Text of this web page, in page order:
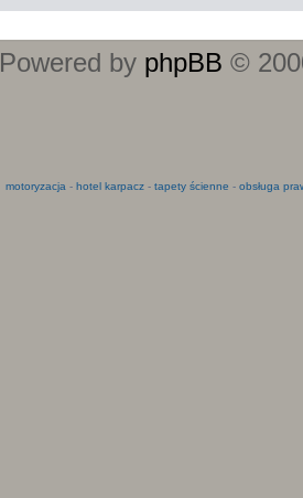
Powered by phpBB ©
motoryzacja - hotel karpacz- tapety ścienne - obsługa